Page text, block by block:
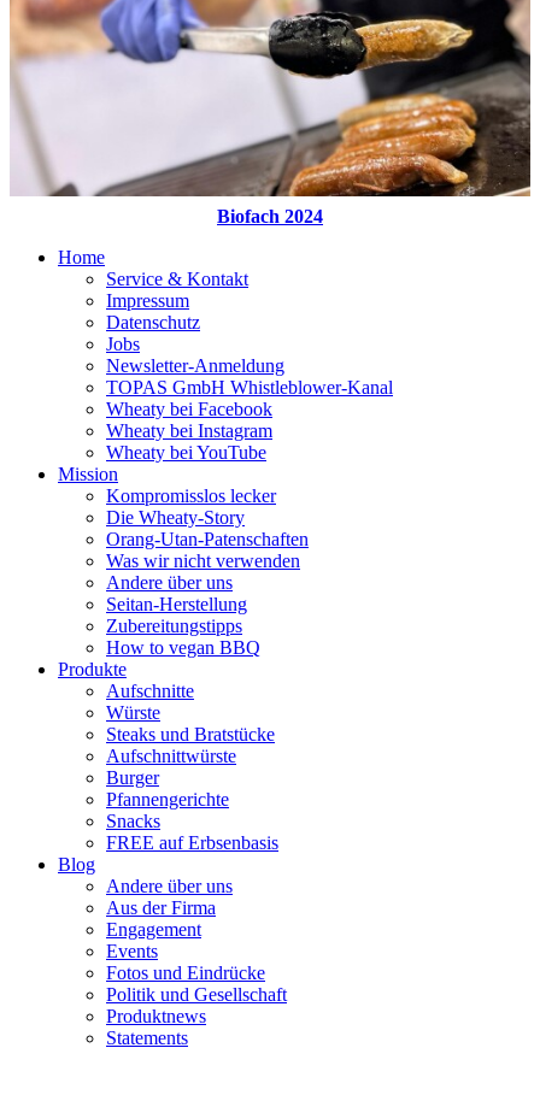
Biofach 2024
Home
Service & Kontakt
Impressum
Datenschutz
Jobs
Newsletter-Anmeldung
TOPAS GmbH Whistleblower-Kanal
Wheaty bei Facebook
Wheaty bei Instagram
Wheaty bei YouTube
Mission
Kompromisslos lecker
Die Wheaty-Story
Orang-Utan-Patenschaften
Was wir nicht verwenden
Andere über uns
Seitan-Herstellung
Zubereitungstipps
How to vegan BBQ
Produkte
Aufschnitte
Würste
Steaks und Bratstücke
Aufschnittwürste
Burger
Pfannengerichte
Snacks
FREE auf Erbsenbasis
Blog
Andere über uns
Aus der Firma
Engagement
Events
Fotos und Eindrücke
Politik und Gesellschaft
Produktnews
Statements